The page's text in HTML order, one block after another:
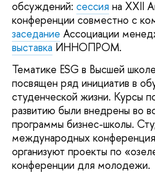
обсуждений: сессия на XXII
конференции совместно с
заседание Ассоциации
выставка ИННОПРОМ.
Тематике ESG в Высшей
посвящен ряд инициатив в
студенческой жизни. Курсы
развитию были внедрены во
программы бизнес-школы.
международных
организуют проекты по
конференции для молодежи.